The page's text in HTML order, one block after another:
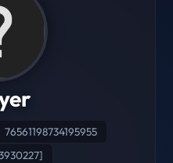
76561198734195955